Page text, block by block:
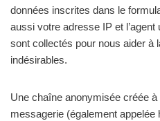
données inscrites dans le
aussi votre adresse IP et
sont collectés pour nous aider à
indésirables.
Une chaîne anonymisée créée
messagerie (également